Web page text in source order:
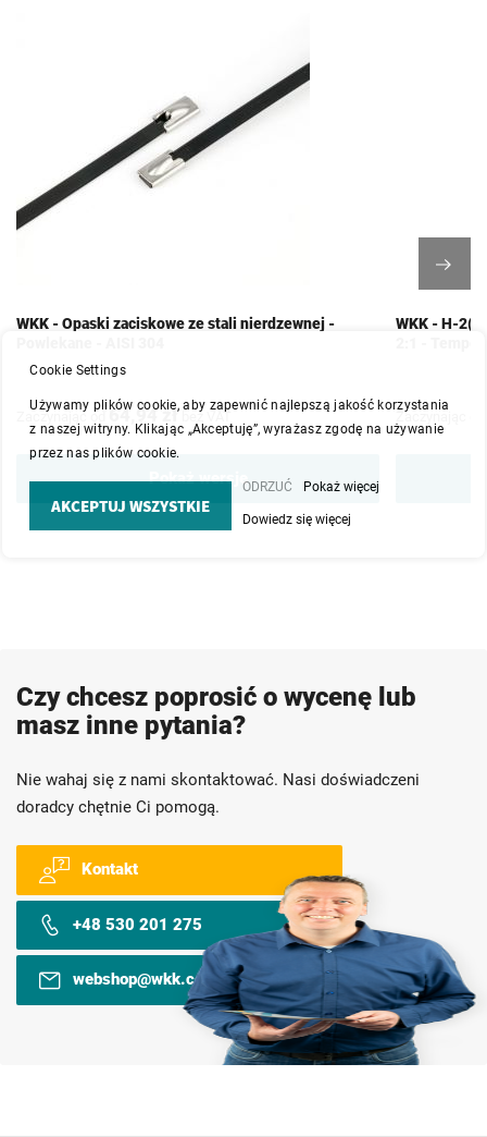
WKK - Opaski zaciskowe ze stali nierdzewnej -
Zaczynając od 64,94 zł bez VAT
Pokaż wersje
WKK - H-
Zaczynając od
Czy chcesz poprosić o wycenę lub
masz inne pytania?
Nie wahaj się z nami skontaktować. Nasi doświadczeni
doradcy chętnie Ci pomogą.
Kontakt
+48 530 201 275
webshop@wkk.com.pl
Cookie Settings
Używamy plików cookie, aby zapewnić najlepszą jakość korzystania
z naszej witryny. Klikając „Akceptuję”, wyrażasz zgodę na używanie
przez nas plików cookie.
AKCEPTUJ WSZYSTKIE
ODRZUĆ Pokaż więcej
Dowiedz się więcej